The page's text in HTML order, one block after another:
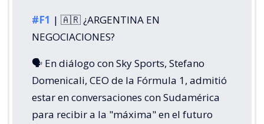
#F1 | 🇦🇷 ¿ARGENTINA EN
NEGOCIACIONES?
🗣️ En diálogo con Sky Sports, Stefano
Domenicali, CEO de la Fórmula 1, admitió
estar en conversaciones con Sudamérica
para recibir a la "máxima" en el futuro